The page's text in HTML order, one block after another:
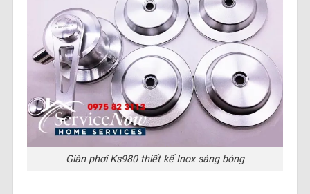
Giàn phơi Ks980 thiết kế Inox sáng bóng